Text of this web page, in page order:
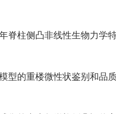
脊柱侧凸非线性生物力学
型的重楼微性状鉴别和品